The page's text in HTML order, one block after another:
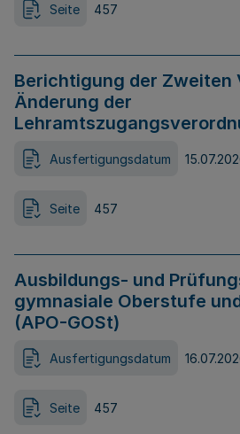
Seite 457
Berichtigung der Zweiten
Änderung der
Ausfertigungsdatum
Seite 457
Ausbildungs- und
gymnasiale Oberstufe
(APO-GOSt)
Ausfertigungsdatum
Seite 457